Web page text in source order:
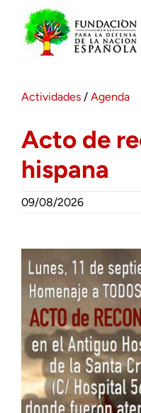
contenido
Actualidad
Actividades
Colabora
Actividades/ Agenda
Acto de
hispana
09/08/2026